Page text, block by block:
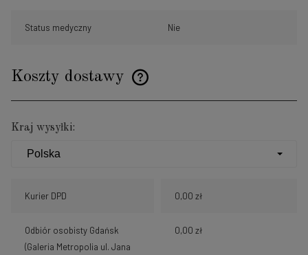
Status medyczny Nie
Koszty dostawy
Cena nie zawiera ewentualnych kosztów płatności
Kraj wysyłki:
Kurier DPD 0,00 zł
Odbiór osobisty Gdańsk
(Galeria Metropolia ul. Jana
0,00 zł